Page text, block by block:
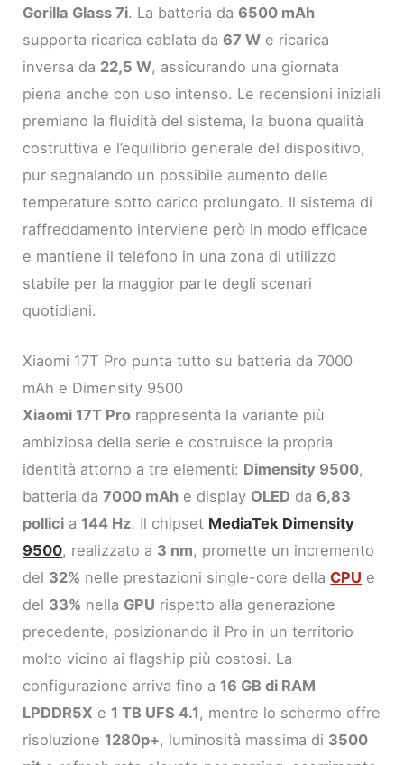
Gorilla Glass 7i. La batteria da6500 mAh
supporta ricarica cablata da67 W e ricarica
inversa da 22,5 W, assicurando una giornata
piena anche con uso intenso. Le recensioni iniziali
premiano la fluidità del sistema, la buona qualità
costruttiva e l’equilibrio generale del dispositivo,
pur segnalando un possibile aumento delle
temperature sotto carico prolungato. Il sistema di
raffreddamento interviene però in modo efficace
e mantiene il telefono in una zona di utilizzo
stabile per la maggior parte degli scenari
quotidiani.
Xiaomi 17T Pro punta tutto su batteria da 7000
mAh e Dimensity 9500
Xiaomi 17T Pro rappresenta la variante più
ambiziosa della serie e costruisce la propria
identità attorno a tre elementi: Dimensity 9500,
batteria da7000 mAh e display OLED da6,83
pollici a 144 Hz. Il chipset MediaTek Dimensity
9500, realizzato a 3 nm, promette un incremento
del 32% nelle prestazioni single-core dellaCPU e
del 33% nella GPU rispetto alla generazione
precedente, posizionando il Pro in un territorio
molto vicino ai flagship più costosi. La
configurazione arriva fino a 16 GB di RAM
LPDDR5X e 1 TB UFS 4.1, mentre lo schermo offre
risoluzione 1280p+, luminosità massima di 3500